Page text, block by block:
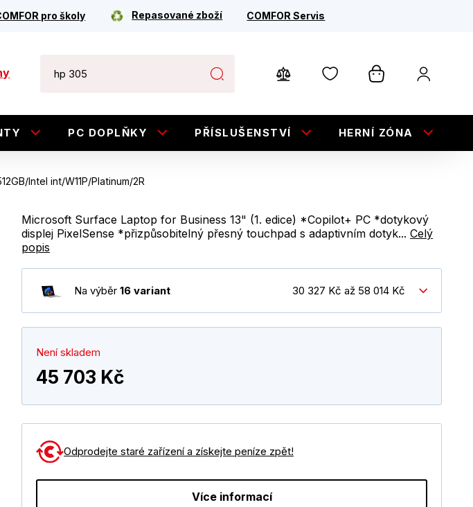
pro školy Repasované zboží COMFOR Servis
PC DOPLŇKY PŘÍSLUŠENSTVÍ HERNÍ ZÓNA
Intel int/W11P/Platinum/2R
Microsoft Surface Laptop for Business 13" (1. edice) *Copilot+ PC *dotykový
displej PixelSense *přizpůsobitelný přesný touchpad s adaptivním dotyk... Celý
popis
Na výběr 16 variant 30 327 Kč až 58 014 Kč
Není skladem
45 703 Kč
Odprodejte staré zařízení a získejte peníze zpět!
Více informací